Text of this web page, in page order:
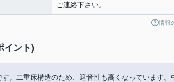
ご連絡下さい。
情報
イント)
。二重床構造のため、遮音性も高くなっています。